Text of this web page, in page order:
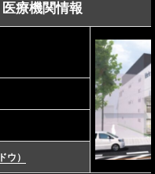
医療機関情報
ウ）